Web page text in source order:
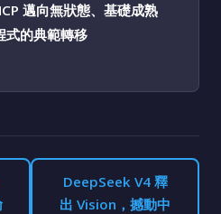
邁向無狀態、基礎成熟
式的典範轉移
DeepSeek V4 釋
出 Vision，撼動中